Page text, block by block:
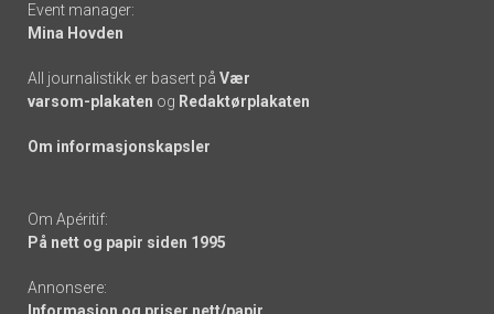
Event manager:
Mina Hovden
All journalistikk er basert på Vær
varsom-plakaten og Redaktørplakaten
Om informasjonskapsler
Om Apéritif:
På nett og papir siden 1995
Annonsere: